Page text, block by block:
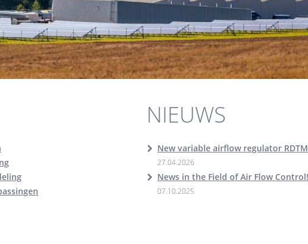
NIEUWS
New variable airflow regulator
27.04.2026
News in the Field of Air Flow Control!
07.10.2025